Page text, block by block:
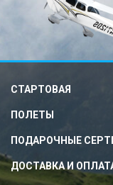
СТАРТОВАЯ
ПОЛЕТЫ
ПОДАРОЧНЫЕ
ДОСТАВКА И